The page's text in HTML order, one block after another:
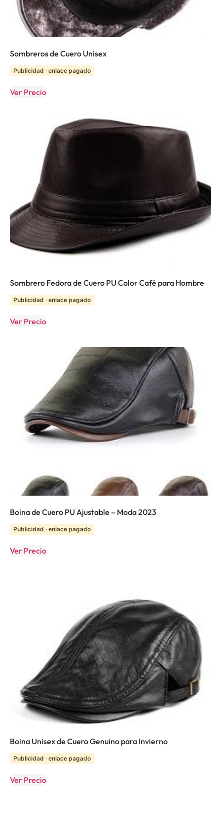
Sombreros de Cuero Unisex
Publicidad · enlace pagado
Ver Precio
Sombrero Fedora de Cuero PU Color Café para Hombre
Publicidad · enlace pagado
Ver Precio
Boina de Cuero PU Ajustable – Moda 2023
Publicidad · enlace pagado
Ver Precio
Boina Unisex de Cuero Genuino para Invierno
Publicidad · enlace pagado
Ver Precio